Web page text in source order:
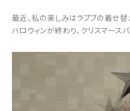
最近、私の楽しみはラブブの着せ替
ハロウィンが終わり、クリスマー